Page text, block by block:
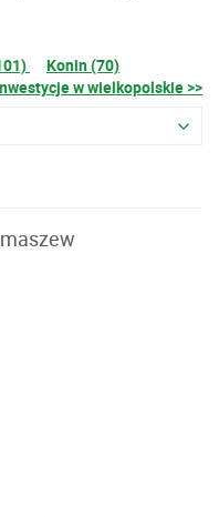
Konin (70)
w wielkopolskie >>